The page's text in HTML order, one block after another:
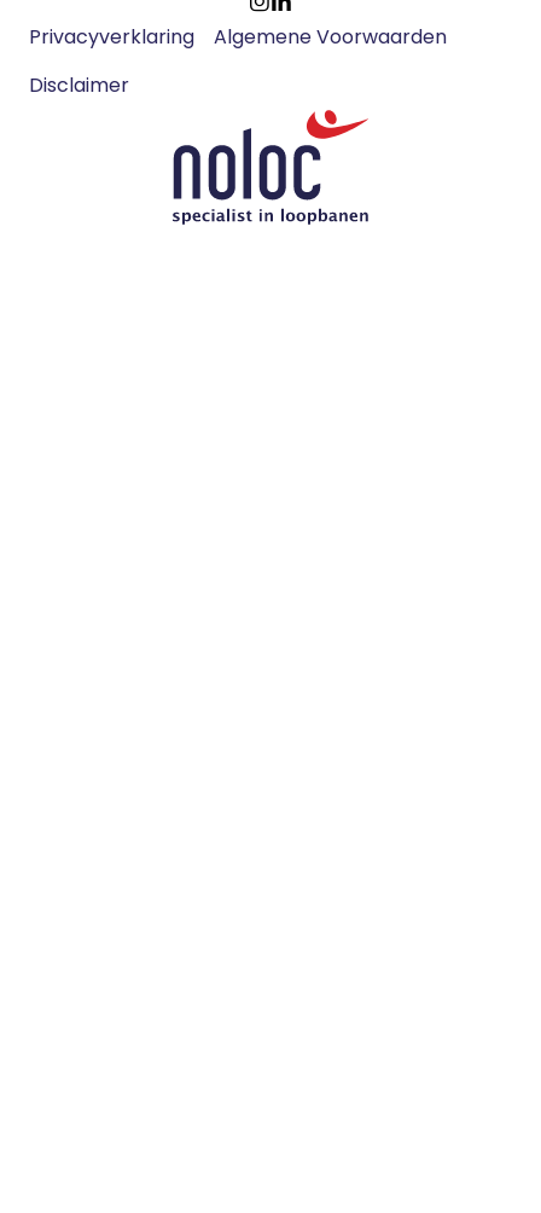
GaGa
Footer
navigatie
Privacyverklaring
Algemene Voorwaarden
Disclaimer